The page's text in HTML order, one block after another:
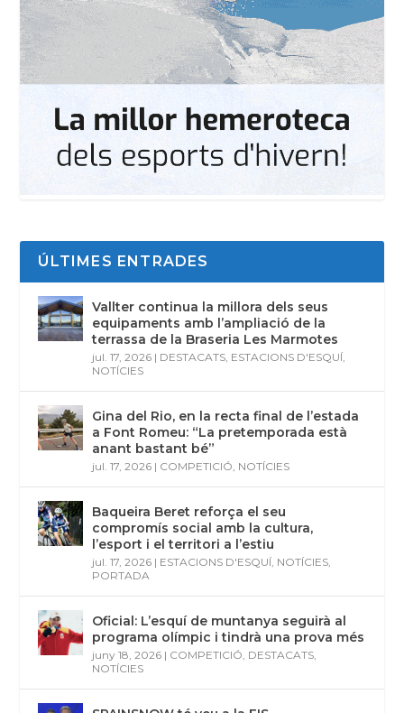
ÚLTIMES ENTRADES
Vallter continua la millora dels seus
equipaments amb l’ampliació de la
terrassa de la Braseria Les Marmotes
jul. 17, 2026 | DESTACATS ESTACIONS D'ESQUÍ
NOTÍCIES
Gina del Rio, en la recta final de l’estada
a Font Romeu: “La pretemporada està
anant bastant bé”
jul. 17, 2026 | COMPETICIÓ NOTÍCIES
Baqueira Beret reforça el seu
compromís social amb la cultura,
l’esport i el territori a l’estiu
jul. 17, 2026 | ESTACIONS D'ESQUÍ NOTÍCIES
PORTADA
Oficial: L’esquí de muntanya seguirà al
programa olímpic i tindrà una prova més
juny 18, 2026 | COMPETICIÓ DESTACATS
NOTÍCIES